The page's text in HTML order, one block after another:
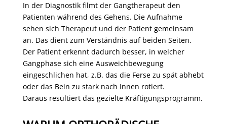
In der Diagnostik filmt der Gangtherapeut den
Patienten während des Gehens. Die Aufnahme
sehen sich Therapeut und der Patient gemeinsam
an. Das dient zum Verständnis auf beiden Seiten.
Der Patient erkennt dadurch besser, in welcher
Gangphase sich eine Ausweichbewegung
eingeschlichen hat, z.B. das die Ferse zu spät abhebt
oder das Bein zu stark nach Innen rotiert.
Daraus resultiert das gezielte Kräftigungsprogramm.